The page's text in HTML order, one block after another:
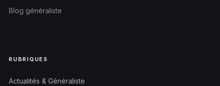
Blog généraliste
RUBRIQUES
Actualités & Généraliste